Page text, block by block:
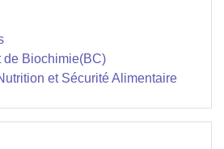
de Biochimie(BC)
et Sécurité Alimentaire